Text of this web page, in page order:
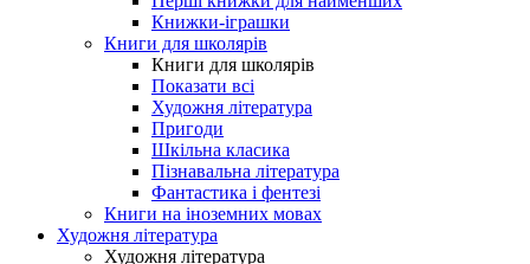
Книжки-іграшки
Книги для школярів
Книги для школярів
Показати всі
Художня література
Пригоди
Шкільна класика
Пізнавальна література
Фантастика і фентезі
Книги на іноземних мовах
Художня література
Художня література